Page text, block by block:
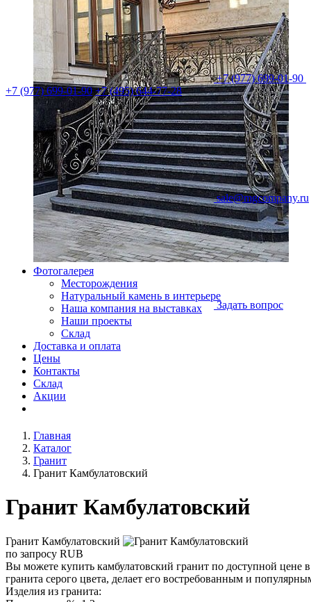
Фотогалерея
Месторождения
Натуральный камень в интерьере
Наша компания на выставках
Наши проекты
Склад
Доставка и оплата
Цены
Контакты
Склад
Акции
+7 (977) 699-01-90
+7 (977) 699-01-90 +7 (495) 644-77-28
sale@mgcompany.ru
Задать вопрос
Главная
Каталог
Гранит
Гранит Камбулатовский
Гранит Камбулатовский
Гранит Камбулатовский
по запросу RUB
Вы можете купить камбулатовский гранит по доступной
гранита серого цвета, делает его востребованным и
Изделия из гранита: